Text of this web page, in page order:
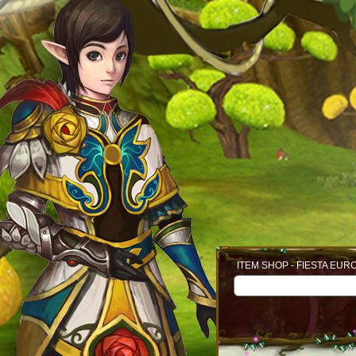
ITEM SHOP - FIESTA